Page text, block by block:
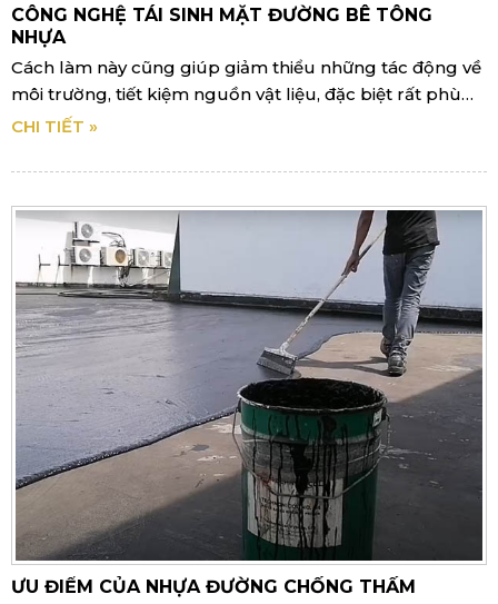
CÔNG NGHỆ TÁI SINH MẶT ĐƯỜNG BÊ TÔNG
NHỰA
Cách làm này cũng giúp giảm thiểu những tác động về
môi trường, tiết kiệm nguồn vật liệu, đặc biệt rất phù
hợp với các đoạn đường trong đô thị
CHI TIẾT »
ƯU ĐIỂM CỦA NHỰA ĐƯỜNG CHỐNG THẤM